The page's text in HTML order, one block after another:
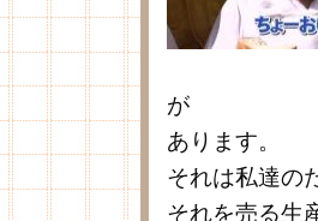
が
あります。
それは私達の
それを売る生